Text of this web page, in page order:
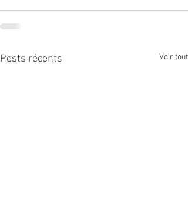
Posts récents Voir tout